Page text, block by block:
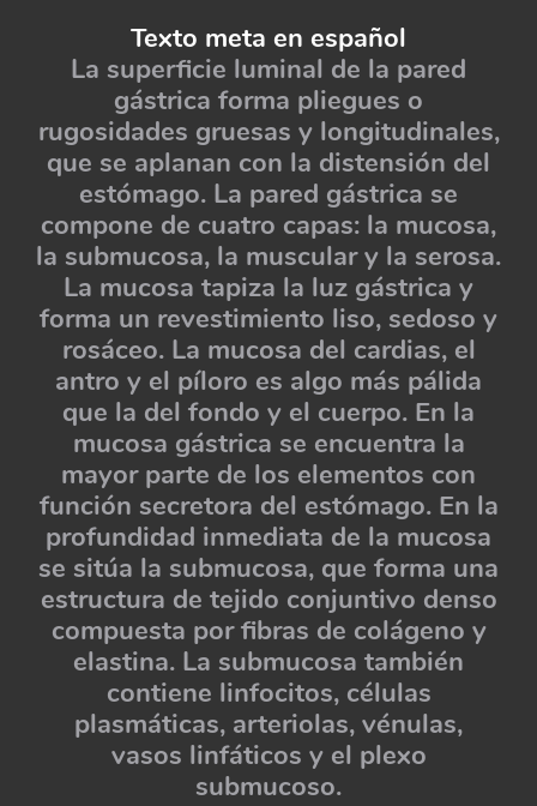
Texto meta en español
La superficie luminal de la pared
gástrica forma pliegues o
rugosidades gruesas y longitudinales,
que se aplanan con la distensión del
estómago. La pared gástrica se
compone de cuatro capas: la mucosa,
la submucosa, la muscular y la serosa.
La mucosa tapiza la luz gástrica y
forma un revestimiento liso, sedoso y
rosáceo. La mucosa del cardias, el
antro y el píloro es algo más pálida
que la del fondo y el cuerpo. En la
mucosa gástrica se encuentra la
mayor parte de los elementos con
función secretora del estómago. En la
profundidad inmediata de la mucosa
se sitúa la submucosa, que forma una
estructura de tejido conjuntivo denso
compuesta por fibras de colágeno y
elastina. La submucosa también
contiene linfocitos, células
plasmáticas, arteriolas, vénulas,
vasos linfáticos y el plexo
submucoso.